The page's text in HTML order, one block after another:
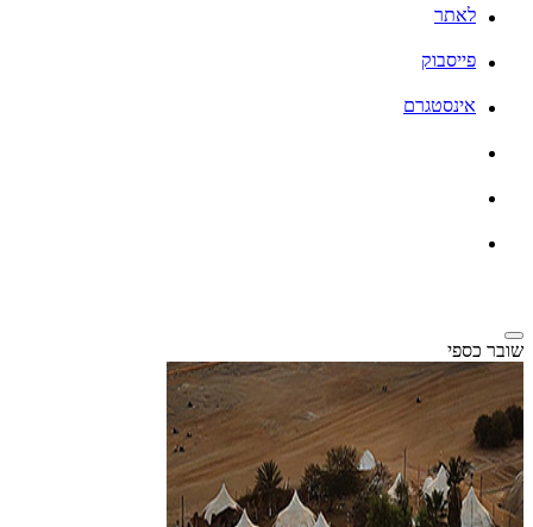
לאתר
פייסבוק
אינסטגרם
שובר כספי